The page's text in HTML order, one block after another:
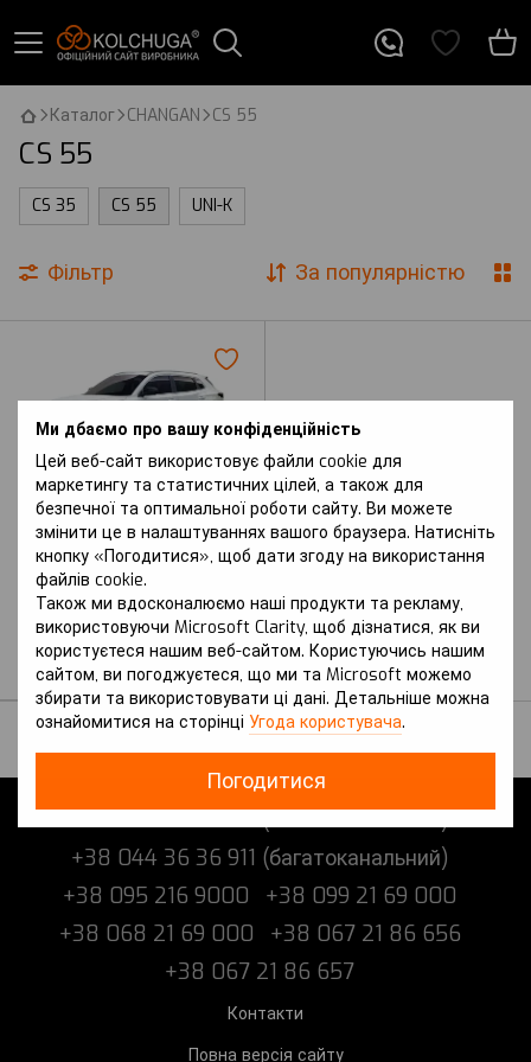
Ми дбаємо про вашу конфіденційність
Цей веб-сайт використовує файли cookie для
маркетингу та статистичних цілей, а також для
безпечної та оптимальної роботи сайту. Ви можете
змінити це в налаштуваннях вашого браузера. Натисніть
кнопку «Погодитися», щоб дати згоду на використання
файлів cookie.
Також ми вдосконалюємо наші продукти та рекламу,
використовуючи Microsoft Clarity, щоб дізнатися, як ви
користуєтеся нашим веб-сайтом. Користуючись нашим
сайтом, ви погоджуєтеся, що ми та Microsoft можемо
збирати та використовувати ці дані. Детальніше можна
ознайомитися на сторінці Угода користувача.
Погодитися
Каталог CHANGAN CS 55
CS 55
CS 35 CS 55 UNI-K
Фільтр За популярністю
Артикул: CS 55 Plus (2021 р.-) II
покоління
CHANGAN
Захист на Changan CS 55
Plus (2021 р.-) II
покоління
В наявності
+38 073 216 9000 (багатоканальний)
+38 044 36 36 911 (багатоканальний)
+38 095 216 9000
+38 099 21 69 000
+38 068 21 69 000
+38 067 21 86 656
+38 067 21 86 657
Контакти
Повна версія сайту